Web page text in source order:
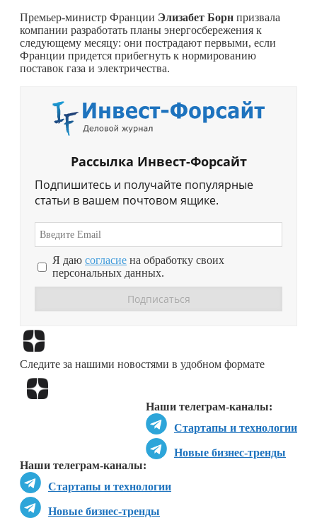
Премьер-министр Франции Элизабет Борн призвала
компании разработать планы энергосбережения к
следующему месяцу: они пострадают первыми, если
Франции придется прибегнуть к нормированию
поставок газа и электричества.
Рассылка Инвест-Форсайт
Подпишитесь и получайте популярные
статьи в вашем почтовом ящике.
Я даю согласие на обработку своих
персональных данных.
Следите за нашими новостями в удобном формате
Наши телеграм-каналы:
Стартапы и технологии
Новые бизнес-тренды
Наши телеграм-каналы:
Стартапы и технологии
Новые бизнес-тренды